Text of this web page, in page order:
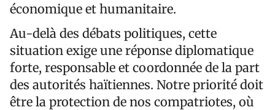
économique et humanitaire.
Au-delà des débats politiques, cette
situation exige une réponse diplomatique
forte, responsable et coordonnée de la part
des autorités haïtiennes. Notre priorité doit
être la protection de nos compatriotes, où